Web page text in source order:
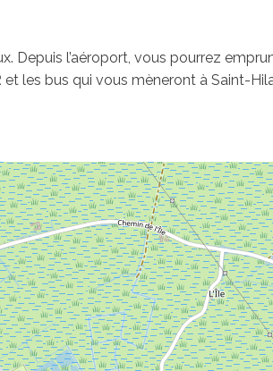
Depuis l’aéroport, vous pourrez
les bus qui vous mèneront à Saint-